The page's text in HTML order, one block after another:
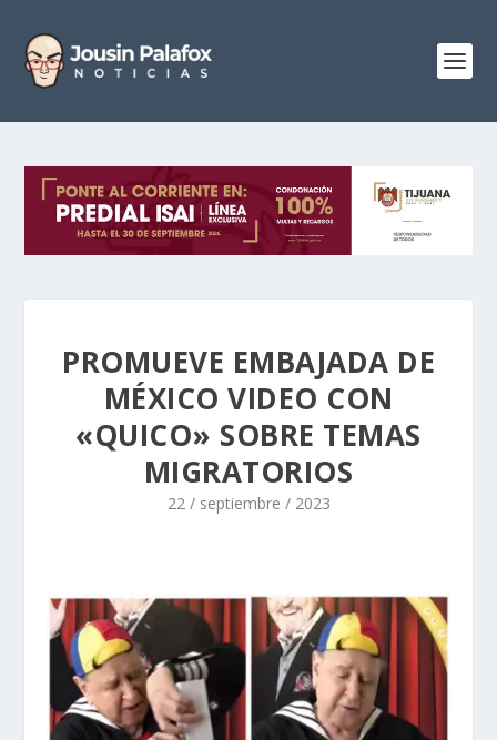
PROMUEVE EMBAJADA DE
MÉXICO VIDEO CON
«QUICO» SOBRE TEMAS
MIGRATORIOS
22 / septiembre / 2023